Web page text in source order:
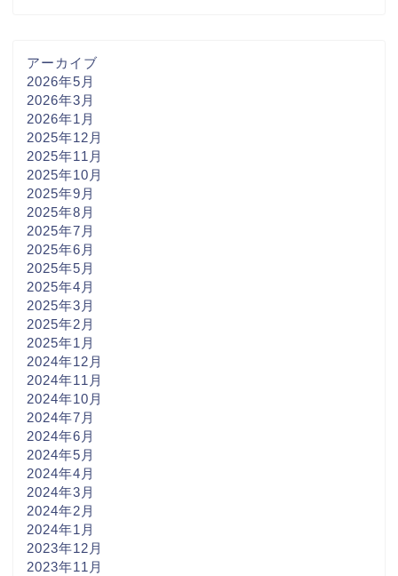
アーカイブ
2026年5月
2026年3月
2026年1月
2025年12月
2025年11月
2025年10月
2025年9月
2025年8月
2025年7月
2025年6月
2025年5月
2025年4月
2025年3月
2025年2月
2025年1月
2024年12月
2024年11月
2024年10月
2024年7月
2024年6月
2024年5月
2024年4月
2024年3月
2024年2月
2024年1月
2023年12月
2023年11月